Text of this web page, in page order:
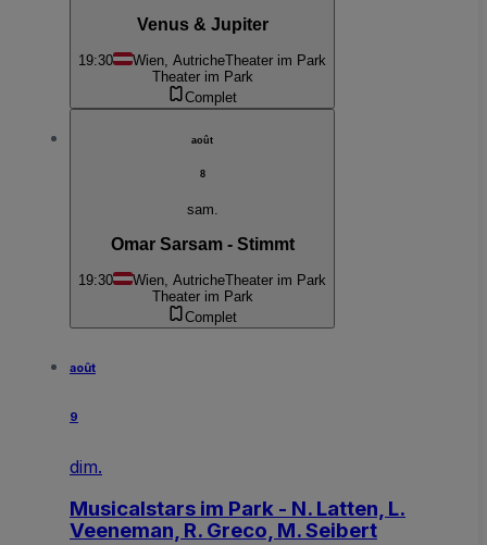
Venus & Jupiter
19:30 Wien, AutricheTheater im Park
Theater im Park
Complet
août
8
sam.
Omar Sarsam - Stimmt
19:30 Wien, AutricheTheater im Park
Theater im Park
Complet
août
9
dim.
Musicalstars im Park - N. Latten, L.
Veeneman, R. Greco, M. Seibert